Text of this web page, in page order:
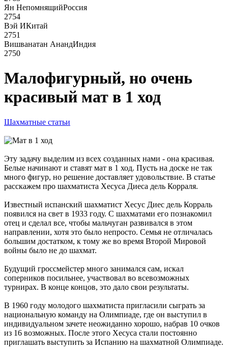
Ян НепомнящийРоссия
2754
Вэй ИКитай
2751
Вишванатан АнандИндия
2750
Малофигурный, но очень
красивый мат в 1 ход
Шахматные статьи
Эту задачу выделим из всех созданных нами - она красивая.
Белые начинают и ставят мат в 1 ход. Пусть на доске не так
много фигур, но решение доставляет удовольствие. В статье
расскажем про шахматиста Хесуса Диеса дель Корраля.
Известный испанский шахматист Хесус Диес дель Корраль
появился на свет в 1933 году. С шахматами его познакомил
отец и сделал все, чтобы мальчуган развивался в этом
направлении, хотя это было непросто. Семья не отличалась
большим достатком, к тому же во время Второй Мировой
войны было не до шахмат.
Будущий гроссмейстер много занимался сам, искал
соперников посильнее, участвовал во всевозможных
турнирах. В конце концов, это дало свои результаты.
В 1960 году молодого шахматиста пригласили сыграть за
национальную команду на Олимпиаде, где он выступил в
индивидуальном зачете неожиданно хорошо, набрав 10 очков
из 16 возможных. После этого Хесуса стали постоянно
приглашать выступить за Испанию на шахматной Олимпиаде.